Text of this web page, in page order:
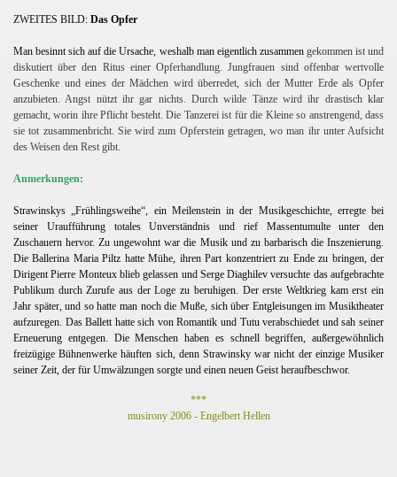
ZWEITES BILD: Das Opfer
Man besinnt sich auf die Ursache, weshalb man eigentlich zusammen gekommen ist und
diskutiert über den Ritus einer Opferhandlung. Jungfrauen sind offenbar wertvolle
Geschenke und eines der Mädchen wird überredet, sich der Mutter Erde als Opfer
anzubieten. Angst nützt ihr gar nichts. Durch wilde Tänze wird ihr drastisch klar
gemacht, worin ihre Pflicht besteht. Die Tanzerei ist für die Kleine so anstrengend, dass
sie tot zusammenbricht. Sie wird zum Opferstein getragen, wo man ihr unter Aufsicht
des Weisen den Rest gibt.
Anmerkungen:
Strawinskys „Frühlingsweihe“, ein Meilenstein in der Musikgeschichte, erregte bei
seiner Uraufführung totales Unverständnis und rief Massentumulte unter den
Zuschauern hervor. Zu ungewohnt war die Musik und zu barbarisch die Inszenierung.
Die Ballerina Maria Piltz hatte Mühe, ihren Part konzentriert zu Ende zu bringen, der
Dirigent Pierre Monteux blieb gelassen und Serge Diaghilev versuchte das aufgebrachte
Publikum durch Zurufe aus der Loge zu beruhigen. Der erste Weltkrieg kam erst ein
Jahr später, und so hatte man noch die Muße, sich über Entgleisungen im Musiktheater
aufzuregen. Das Ballett hatte sich von Romantik und Tutu verabschiedet und sah seiner
Erneuerung entgegen. Die Menschen haben es schnell begriffen, außergewöhnlich
freizügige Bühnenwerke häuften sich, denn Strawinsky war nicht der einzige Musiker
seiner Zeit, der für Umwälzungen sorgte und einen neuen Geist heraufbeschwor.
***
musirony 2006 - Engelbert Hellen